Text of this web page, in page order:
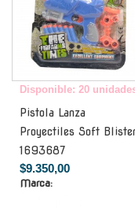
Disponible: 20
Pistola Lanza
Proyectiles Soft
1693687
$9.350,00
Marca: